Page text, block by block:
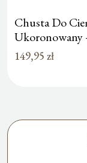
Chusta Do
Ukoronowany
149,95 zł